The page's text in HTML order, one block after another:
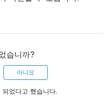
습니까?
아니요
었다고 했습니다.